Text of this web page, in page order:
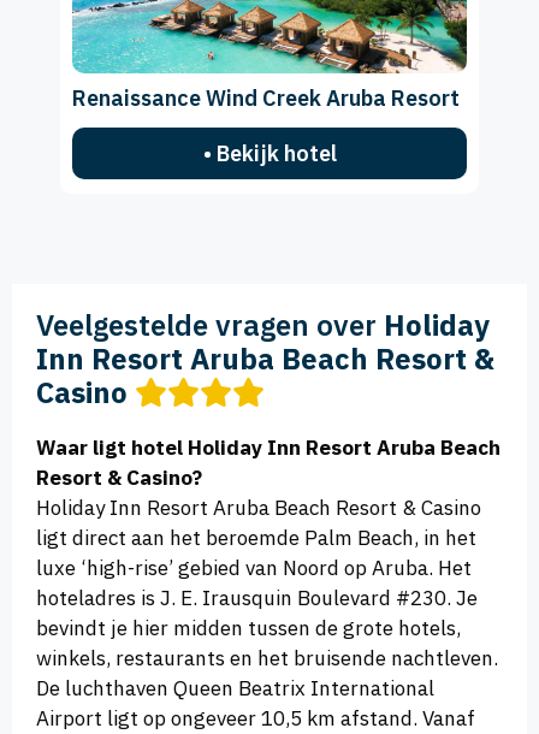
Renaissance Wind Creek Aruba Resort
• Bekijk hotel
Veelgestelde vragen over Holiday
Inn Resort Aruba Beach Resort &
Casino
Waar ligt hotel Holiday Inn Resort Aruba Beach
Resort & Casino?
Holiday Inn Resort Aruba Beach Resort & Casino
ligt direct aan het beroemde Palm Beach, in het
luxe ‘high-rise’ gebied van Noord op Aruba. Het
hoteladres is J. E. Irausquin Boulevard #230. Je
bevindt je hier midden tussen de grote hotels,
winkels, restaurants en het bruisende nachtleven.
De luchthaven Queen Beatrix International
Airport ligt op ongeveer 10,5 km afstand. Vanaf